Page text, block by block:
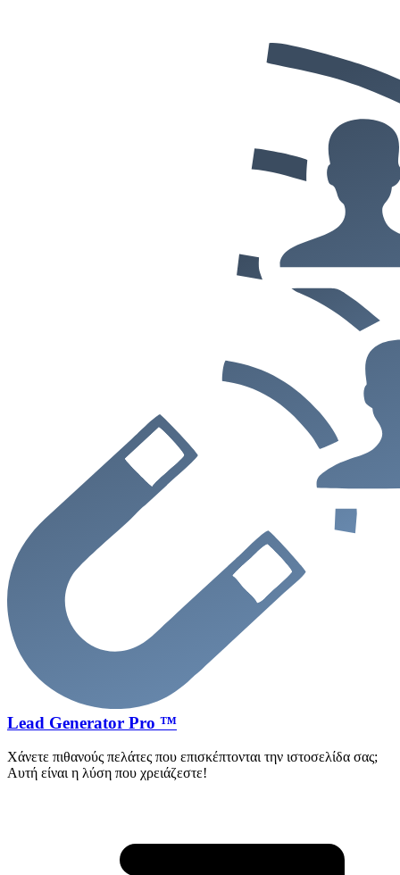
Lead Generator Pro ™
Χάνετε πιθανούς πελάτες που επισκέπτονται την ιστοσελίδα σας;
Αυτή είναι η λύση που χρειάζεστε!